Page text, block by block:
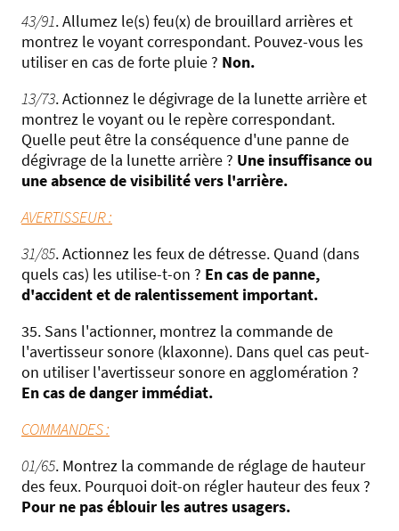
43/91. Allumez le(s) feu(x) de brouillard arrières et
montrez le voyant correspondant. Pouvez-vous les
utiliser en cas de forte pluie ? Non.
13/73. Actionnez le dégivrage de la lunette arrière et
montrez le voyant ou le repère correspondant.
Quelle peut être la conséquence d'une panne de
dégivrage de la lunette arrière ? Une insuffisance ou
une absence de visibilité vers l'arrière.
AVERTISSEUR :
31/85. Actionnez les feux de détresse. Quand (dans
quels cas) les utilise-t-on ? En cas de panne,
d'accident et de ralentissement important.
35. Sans l'actionner, montrez la commande de
l'avertisseur sonore (klaxonne). Dans quel cas peut-
on utiliser l'avertisseur sonore en agglomération ?
En cas de danger immédiat.
COMMANDES :
01/65. Montrez la commande de réglage de hauteur
des feux. Pourquoi doit-on régler hauteur des feux ?
Pour ne pas éblouir les autres usagers.